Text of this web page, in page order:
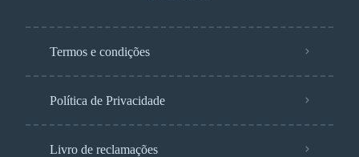
Termos e condições
Política de Privacidade
Livro de reclamações